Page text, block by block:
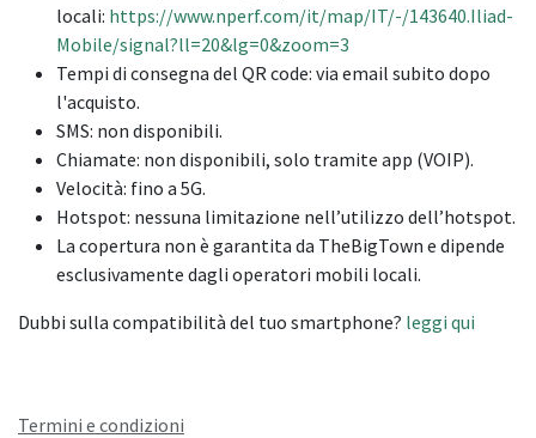
locali: https://www.nperf.com/it/map/IT/-/143640.Iliad-
Mobile/signal?ll=20&lg=0&zoom=3
Tempi di consegna del QR code: via email subito dopo
l'acquisto.
SMS: non disponibili.
Chiamate: non disponibili, solo tramite app (VOIP).
Velocità: fino a 5G.
Hotspot: nessuna limitazione nell’utilizzo dell’hotspot.
La copertura non è garantita da TheBigTown e dipende
esclusivamente dagli operatori mobili locali.
Dubbi sulla compatibilità del tuo smartphone? leggi qui
Termini e condizioni